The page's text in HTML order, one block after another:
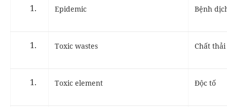
Epidemic Bệnh
Toxic wastes Chất
Toxic element Độc tố